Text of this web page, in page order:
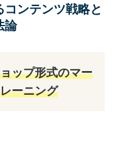
ンテンツ戦略と
論
ップ形式のマー
ーニング